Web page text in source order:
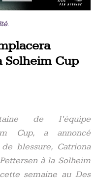
.
Solheim Cup
de l’équipe
Cup, a annoncé
blessure, Catriona
à la Solheim
semaine au Des